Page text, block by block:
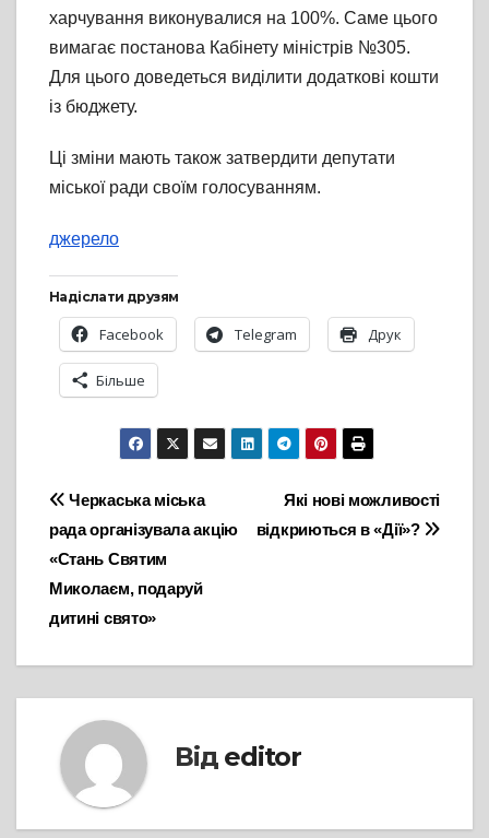
харчування виконувалися на 100%. Саме цього
вимагає постанова Кабінету міністрів №305.
Для цього доведеться виділити додаткові кошти
із бюджету.
Ці зміни мають також затвердити депутати
міської ради своїм голосуванням.
джерело
Надіслати друзям
Facebook Telegram Друк
Більше
Навігація
записів
Які нові можливості
відкриються в «Дії»?
Черкаська міська
рада організувала акцію
«Стань Святим
Миколаєм, подаруй
дитині свято»
Від editor